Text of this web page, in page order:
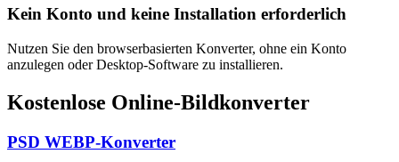
Kein Konto und keine Installation erforderlich
Nutzen Sie den browserbasierten Konverter, ohne ein Konto
anzulegen oder Desktop-Software zu installieren.
Kostenlose Online-Bildkonverter
PSD WEBP-Konverter